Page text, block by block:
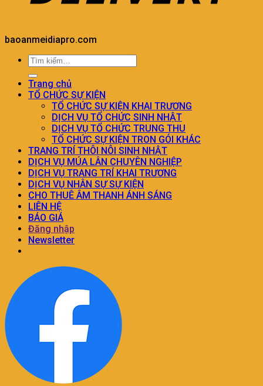
baoanmeidiapro.com
Trang chủ
TỔ CHỨC SỰ KIỆN
TỔ CHỨC SỰ KIỆN KHAI TRƯƠNG
DỊCH VỤ TỔ CHỨC SINH NHẬT
DỊCH VỤ TỔ CHỨC TRUNG THU
TỔ CHỨC SỰ KIỆN TRON GÓI KHÁC
TRANG TRÍ THÔI NÔI SINH NHẬT
DỊCH VỤ MÚA LÂN CHUYÊN NGHIỆP
DỊCH VỤ TRANG TRÍ KHAI TRƯƠNG
DỊCH VỤ NHÂN SỰ SỰ KIỆN
CHO THUÊ ÂM THANH ÁNH SÁNG
LIÊN HỆ
BÁO GIÁ
Đăng nhập
Newsletter